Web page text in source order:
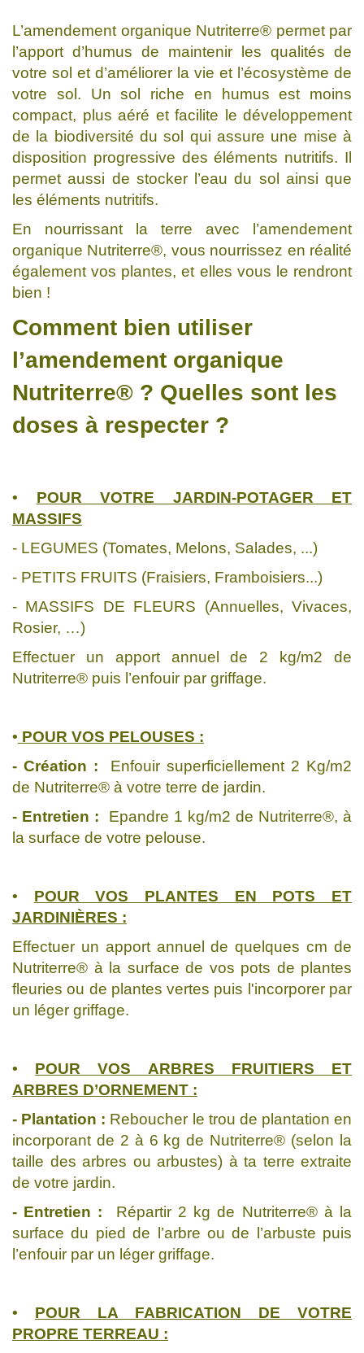
L’amendement organique Nutriterre® permet par
l’apport d’humus de maintenir les qualités de
votre sol et d’améliorer la vie et l’écosystème de
votre sol. Un sol riche en humus est moins
compact, plus aéré et facilite le développement
de la biodiversité du sol qui assure une mise à
disposition progressive des éléments nutritifs. Il
permet aussi de stocker l’eau du sol ainsi que
les éléments nutritifs.
En nourrissant la terre avec l’amendement
organique Nutriterre®, vous nourrissez en réalité
également vos plantes, et elles vous le rendront
bien !
Comment bien utiliser
l’amendement organique
Nutriterre® ? Quelles sont les
doses à respecter ?
• POUR VOTRE JARDIN-POTAGER ET
MASSIFS
- LEGUMES (Tomates, Melons, Salades, ...)
- PETITS FRUITS (Fraisiers, Framboisiers...)
- MASSIFS DE FLEURS (Annuelles, Vivaces,
Rosier, …)
Effectuer un apport annuel de 2 kg/m2 de
Nutriterre® puis l’enfouir par griffage.
• POUR VOS PELOUSES :
- Création : Enfouir superficiellement 2 Kg/m2
de Nutriterre® à votre terre de jardin.
- Entretien :
Epandre 1 kg/m2 de Nutriterre®, à
la surface de votre pelouse.
• POUR VOS PLANTES EN POTS ET
JARDINIÈRES :
Effectuer un apport annuel de quelques cm de
Nutriterre® à la surface de vos pots de plantes
fleuries ou de plantes vertes puis l'incorporer par
un léger griffage.
• POUR VOS ARBRES FRUITIERS ET
ARBRES D’ORNEMENT :
- Plantation : Reboucher le trou de plantation en
incorporant de 2 à 6 kg de Nutriterre® (selon la
taille des arbres ou arbustes) à ta terre extraite
de votre jardin.
- Entretien : Répartir 2 kg de Nutriterre® à la
surface du pied de l’arbre ou de l’arbuste puis
l’enfouir par un léger griffage.
• POUR LA FABRICATION DE VOTRE
PROPRE TERREAU :